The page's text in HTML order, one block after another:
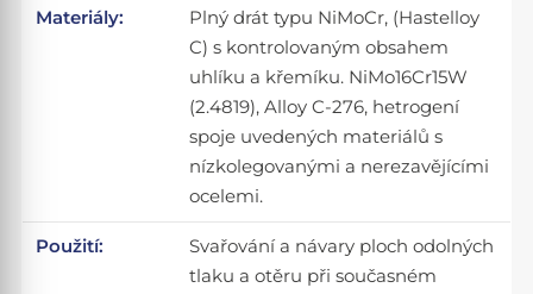
Materiály:
Plný drát typu NiMoCr, (Hastelloy
C) s kontrolovaným obsahem
uhlíku a křemíku. NiMo16Cr15W
(2.4819), Alloy C-276, hetrogení
spoje uvedených materiálů s
nízkolegovanými a nerezavějícími
ocelemi.
Použití:
Svařování a návary ploch odolných
tlaku a otěru při současném